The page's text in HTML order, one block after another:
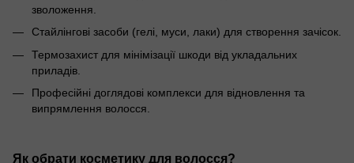
зволоження.
Стайлінгові засоби (гелі, муси, лаки) для створення зачісок.
Термозахист для мінімізації шкоди від укладальних
приладів.
Професійні доглядові комплекси для відновлення та
випрямлення волосся.
Як обрати косметику для волосся?